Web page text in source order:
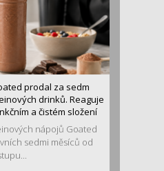
prodal za sedm
drinků. Reaguje
a čistém složení
nápojů Goated
sedmi měsíců od